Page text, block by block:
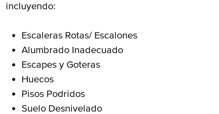
incluyendo:
Escaleras Rotas/ Escalones
Alumbrado Inadecuado
Escapes y Goteras
Huecos
Pisos Podridos
Suelo Desnivelado